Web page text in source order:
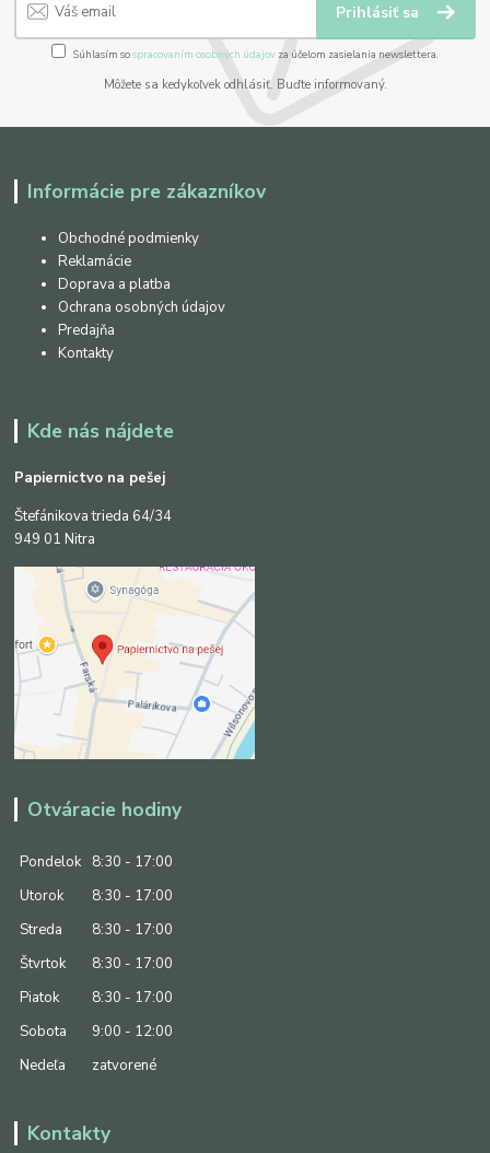
Prihlásiť sa
Súhlasím sospracovaním osobných údajov za účelom zasielania newslettera.
Môžete sa kedykoľvek odhlásiť. Buďte informovaný.
Informácie pre zákazníkov
Obchodné podmienky
Reklamácie
Doprava a platba
Ochrana osobných údajov
Predajňa
Kontakty
Kde nás nájdete
Papiernictvo na pešej
Štefánikova trieda 64/34
949 01 Nitra
Otváracie hodiny
Pondelok
8:30 - 17:00
Utorok
8:30 - 17:00
Streda
8:30 - 17:00
Štvrtok
8:30 - 17:00
Piatok
8:30 - 17:00
Sobota
9:00 - 12:00
Nedeľa
zatvorené
Kontakty